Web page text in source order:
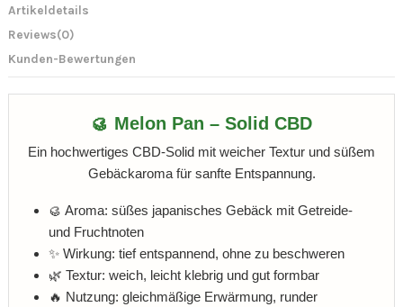
Artikeldetails
Reviews(0)
Kunden-Bewertungen
🥮 Melon Pan – Solid CBD
Ein hochwertiges CBD-Solid mit weicher Textur und süßem
Gebäckaroma für sanfte Entspannung.
🥮 Aroma: süßes japanisches Gebäck mit Getreide-
und Fruchtnoten
✨ Wirkung: tief entspannend, ohne zu beschweren
🌿 Textur: weich, leicht klebrig und gut formbar
🔥 Nutzung: gleichmäßige Erwärmung, runder